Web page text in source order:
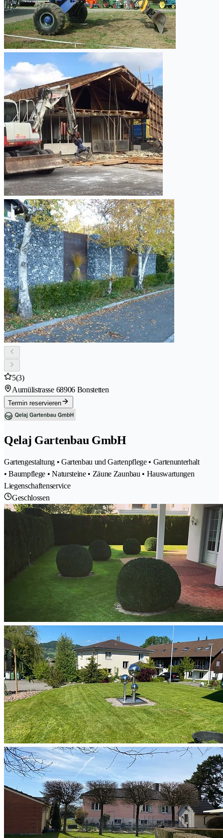
5(3)
Aumülistrasse 68906 Bonstetten
Termin reservieren
Qelaj Gartenbau GmbH
Gartengestaltung • Gartenbau und Gartenpflege • Gartenunterhalt
• Baumpflege • Natursteine • Zäune Zaunbau • Hauswartungen
Liegenschaftenservice
Geschlossen